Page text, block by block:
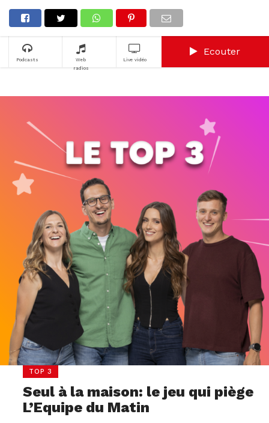
Podcasts
Web
radios
Live vidéo
Ecouter
TOP 3
Seul à la maison: le jeu qui piège
L’Equipe du Matin